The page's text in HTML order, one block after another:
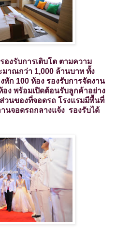
องรับการเติบโต ตามความ
าณกว่า 1,000 ล้านบาท ทั้ง
พัก 100 ห้อง รองรับการจัดงาน
ง พร้อมเปิดต้อนรับลูกค้าอย่าง
นของที่จอดรถ โรงแรมมีพื้นที่
นจอดรถกลางแจ้ง รองรับได้